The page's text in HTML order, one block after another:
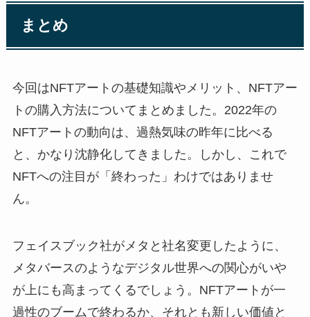
まとめ
今回はNFTアートの基礎知識やメリット、NFTアー
トの購入方法についてまとめました。2022年の
NFTアートの動向は、過熱気味の昨年に比べる
と、かなり沈静化してきました。しかし、これで
NFTへの注目が「終わった」わけではありませ
ん。
フェイスブック社がメタと社名変更したように、
メタバースのようなデジタル世界への関心がいや
が上にも高まってくるでしょう。NFTアートが一
過性のブームで終わるか、それとも新しい価値と